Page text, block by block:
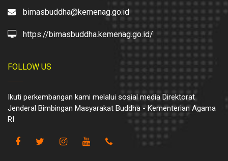
bimasbuddha@kemenag.go.id
https://bimasbuddha.kemenag.go.id/
FOLLOW US
Ikuti perkembangan kami melalui sosial media Direktorat
Jenderal Bimbingan Masyarakat Buddha - Kementerian Agama
RI